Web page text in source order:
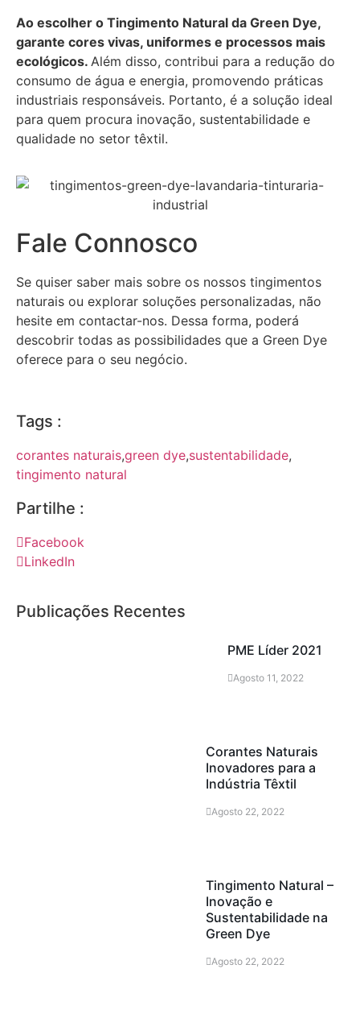
Ao escolher o Tingimento Natural da Green Dye,
garante cores vivas, uniformes e processos mais
ecológicos. Além disso, contribui para a redução do
consumo de água e energia, promovendo práticas
industriais responsáveis. Portanto, é a solução ideal
para quem procura inovação, sustentabilidade e
qualidade no setor têxtil.
Fale Connosco
Se quiser saber mais sobre os nossos tingimentos
naturais ou explorar soluções personalizadas, não
hesite em contactar-nos. Dessa forma, poderá
descobrir todas as possibilidades que a Green Dye
oferece para o seu negócio.
Tags :
corantes naturais,green dye,sustentabilidade,
tingimento natural
Partilhe :
Facebook
LinkedIn
Publicações Recentes​
PME Líder 2021
Agosto 11, 2022
Corantes Naturais
Inovadores para a
Indústria Têxtil
Agosto 22, 2022
Tingimento Natural –
Inovação e
Sustentabilidade na
Green Dye
Agosto 22, 2022